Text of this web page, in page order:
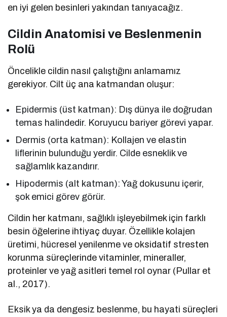
en iyi gelen besinleri yakından tanıyacağız.
Cildin Anatomisi ve Beslenmenin
Rolü
Öncelikle cildin nasıl çalıştığını anlamamız
gerekiyor. Cilt üç ana katmandan oluşur:
Epidermis (üst katman): Dış dünya ile doğrudan
temas halindedir. Koruyucu bariyer görevi yapar.
Dermis (orta katman): Kollajen ve elastin
liflerinin bulunduğu yerdir. Cilde esneklik ve
sağlamlık kazandırır.
Hipodermis (alt katman): Yağ dokusunu içerir,
şok emici görev görür.
Cildin her katmanı, sağlıklı işleyebilmek için farklı
besin öğelerine ihtiyaç duyar. Özellikle kolajen
üretimi, hücresel yenilenme ve oksidatif stresten
korunma süreçlerinde vitaminler, mineraller,
proteinler ve yağ asitleri temel rol oynar (Pullar et
al., 2017).
Eksik ya da dengesiz beslenme, bu hayati süreçleri